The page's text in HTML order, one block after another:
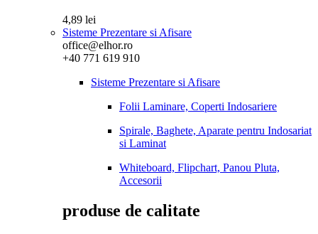
4,89 lei
Sisteme Prezentare si Afisare
office@elhor.ro
+40 771 619 910
Sisteme Prezentare si Afisare
Folii Laminare, Coperti Indosariere
Spirale, Baghete, Aparate pentru Indosariat
si Laminat
Whiteboard, Flipchart, Panou Pluta,
Accesorii
produse de calitate